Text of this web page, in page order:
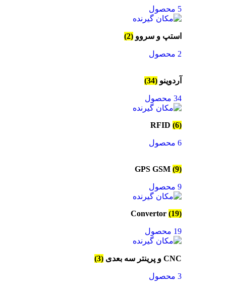
5 محصول
استپ و سروو (2)
2 محصول
آردوینو (34)
34 محصول
RFID (6)
6 محصول
GPS GSM (9)
9 محصول
Convertor (19)
19 محصول
CNC و پرینتر سه بعدی (3)
3 محصول